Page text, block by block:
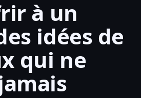
à un
idées de
qui ne